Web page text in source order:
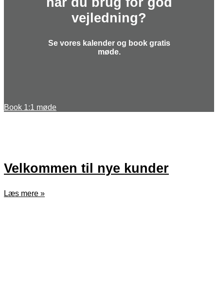
vejledning?
Se vores kalender og book gratis
møde.
Book 1:1 møde
Velkommen til nye kunder
Læs mere »